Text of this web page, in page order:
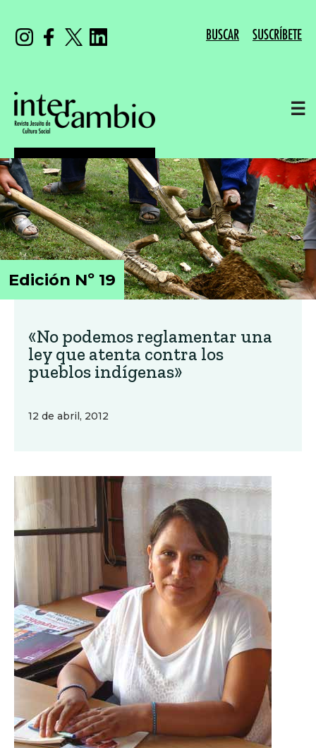
BUSCAR SUSCRÍBETE
☰
Edición Nº 19
«No podemos reglamentar una
ley que atenta contra los
pueblos indígenas»
12 de abril, 2012